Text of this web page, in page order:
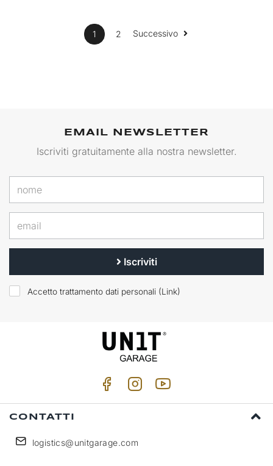
1 2 Successivo
EMAIL NEWSLETTER
Iscriviti gratuitamente alla nostra newsletter.
Iscriviti
Accetto trattamento dati personali (Link)
CONTATTI
logistics@unitgarage.com